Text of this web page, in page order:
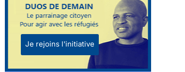
Je rejoins l'initiative